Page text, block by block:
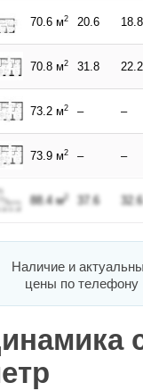
70.6 м2 20.6 18.8
70.8 м2 31.8 22.2
73.2 м2 – –
73.9 м2 – –
88.4 м2 37.6 32.6
Наличие и
цены по телефону